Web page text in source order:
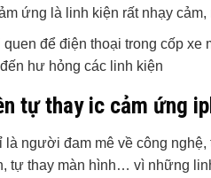
ứng là linh kiện rất nhạy cảm,
quen để điện thoại trong cốp
hư hỏng các linh kiện
tự thay ic cảm ứng
là người đam mê về công
tự thay màn hình… vì những